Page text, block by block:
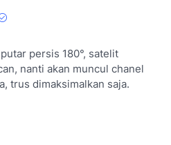
persis 180°, satelit
nanti akan muncul chanel
trus dimaksimalkan saja.